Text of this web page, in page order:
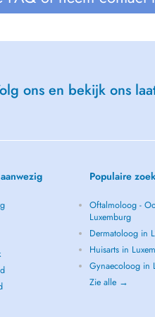
ons en bekijk ons
Populaire
Oftalmoloog -
Luxemburg
Dermatoloog in
Huisarts in
Gynaecoloog in
Zie alle →